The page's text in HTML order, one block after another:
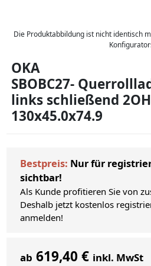
Die Produktabbildung ist nicht identisch
OKA
SBOBC27-
links schließend
130x45.0x74.9
Bestpreis: Nur für
sichtbar!
Als Kunde profitieren Sie von
Deshalb jetzt kostenlos
anmelden!
ab 619,40 € inkl. MwSt